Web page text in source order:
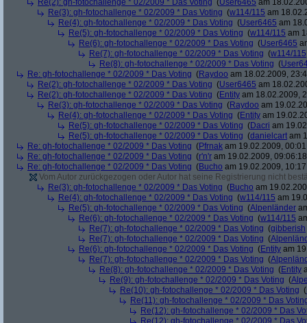
Re(2): gh-fotochallenge * 02/2009 * Das Voting (User6465 am
Re(3): gh-fotochallenge * 02/2009 * Das Voting (w114/115 am
Re(4): gh-fotochallenge * 02/2009 * Das Voting (User6465 am
Re(5): gh-fotochallenge * 02/2009 * Das Voting (w114/115 am
Re(6): gh-fotochallenge * 02/2009 * Das Voting (User6465
Re(7): gh-fotochallenge * 02/2009 * Das Voting (w114/115
Re(8): gh-fotochallenge * 02/2009 * Das Voting (
Re: gh-fotochallenge * 02/2009 * Das Voting (Raydoo am 18.02.2009,
Re(2): gh-fotochallenge * 02/2009 * Das Voting (User6465 am
Re(2): gh-fotochallenge * 02/2009 * Das Voting (Entity am 18.02.2009,
Re(3): gh-fotochallenge * 02/2009 * Das Voting (Raydoo am
Re(4): gh-fotochallenge * 02/2009 * Das Voting (Entity am
Re(5): gh-fotochallenge * 02/2009 * Das Voting (Dacri am
Re(5): gh-fotochallenge * 02/2009 * Das Voting (danielcart am
Re: gh-fotochallenge * 02/2009 * Das Voting (Pfrnak am 19.02.2009,
Re: gh-fotochallenge * 02/2009 * Das Voting (r'n'r am 19.02.2009,
Re: gh-fotochallenge * 02/2009 * Das Voting (Bucho am 19.02.2009,
Vom Autor zurückgezogen oder Autor hat seine Registrierung nicht
Re(3): gh-fotochallenge * 02/2009 * Das Voting (Bucho am
Re(4): gh-fotochallenge * 02/2009 * Das Voting (w114/115 am
Re(5): gh-fotochallenge * 02/2009 * Das Voting (Alpenländer
Re(6): gh-fotochallenge * 02/2009 * Das Voting (w114/115
Re(7): gh-fotochallenge * 02/2009 * Das Voting (gibberish
Re(7): gh-fotochallenge * 02/2009 * Das Voting (
Re(6): gh-fotochallenge * 02/2009 * Das Voting (Entity am
Re(7): gh-fotochallenge * 02/2009 * Das Voting (
Re(8): gh-fotochallenge * 02/2009 * Das Voting (Entity
Re(9): gh-fotochallenge * 02/2009 * Das Voting (
Re(10): gh-fotochallenge * 02/2009 * Das Voting (
Re(11): gh-fotochallenge * 02/2009 * Das
Re(12): gh-fotochallenge * 02/2009 * Das
Re(12): gh-fotochallenge * 02/2009 * Das